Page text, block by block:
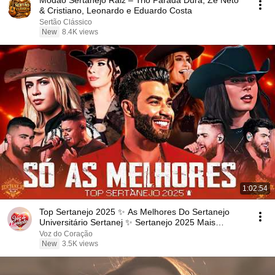
& Cristiano, Leonardo e Eduardo Costa
Sertão Clássico
New 8.4K views
1:02:54
Top Sertanejo 2025 ✨ As Melhores Do Sertanejo
Universitário Sertanej ✨ Sertanejo 2025 Mais
Tocadas
Voz do Coração
New 3.5K views